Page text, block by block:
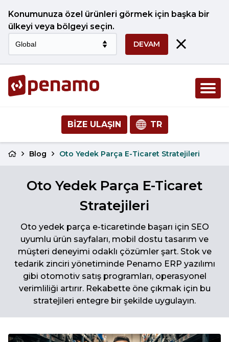
Konumunuza özel ürünleri görmek için başka bir
ülkeyi veya bölgeyi seçin.
DEVAM
BIZE ULAŞIN TR
Blog Oto Yedek Parça E-Ticaret Stratejileri
Oto Yedek Parça E-Ticaret
Stratejileri
Oto yedek parça e-ticaretinde başarı için SEO
uyumlu ürün sayfaları, mobil dostu tasarım ve
müşteri deneyimi odaklı çözümler şart. Stok ve
tedarik zinciri yönetiminde Penamo ERP yazılımı
gibi otomotiv satış programları, operasyonel
verimliliği artırır. Rekabette öne çıkmak için bu
stratejileri entegre bir şekilde uygulayın.